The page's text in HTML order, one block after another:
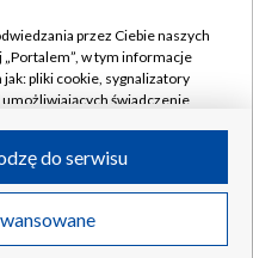
S.A. w likwidacji
przez Ciebie naszych
„Portalem”, w tym informacje
pliki cookie, sygnalizatory
świadczenie
przez Ciebie
jak adresy IP, identyfikatory
do serwisu